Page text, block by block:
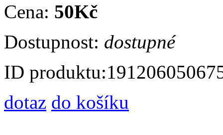
Cena: 50Kč
Dostupnost: dostupné
ID produktu:
dotaz do košíku